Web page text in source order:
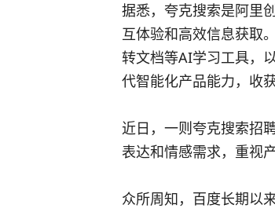
据悉，夸克搜索是阿里
互体验和高效信息获取
转文档等AI学习工具，
代智能化产品能力，收
近日，一则夸克搜索招
表达和情感需求，重视
众所周知，百度长期以